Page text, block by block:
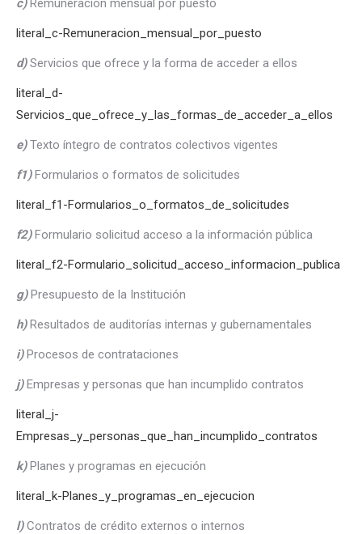
c)Remuneración mensual por puesto
literal_c-Remuneracion_mensual_por_puesto
d)Servicios que ofrece y la forma de acceder a ellos
literal_d-
Servicios_que_ofrece_y_las_formas_de_acceder_a_ellos
e)Texto íntegro de contratos colectivos vigentes
f1)Formularios o formatos de solicitudes
literal_f1-Formularios_o_formatos_de_solicitudes
f2)Formulario solicitud acceso a la información pública
literal_f2-Formulario_solicitud_acceso_informacion_publica
g) Presupuesto de la Institución
h)Resultados de auditorías internas y gubernamentales
i) Procesos de contrataciones
j) Empresas y personas que han incumplido contratos
literal_j-
Empresas_y_personas_que_han_incumplido_contratos
k) Planes y programas en ejecución
literal_k-Planes_y_programas_en_ejecucion
l) Contratos de crédito externos o internos